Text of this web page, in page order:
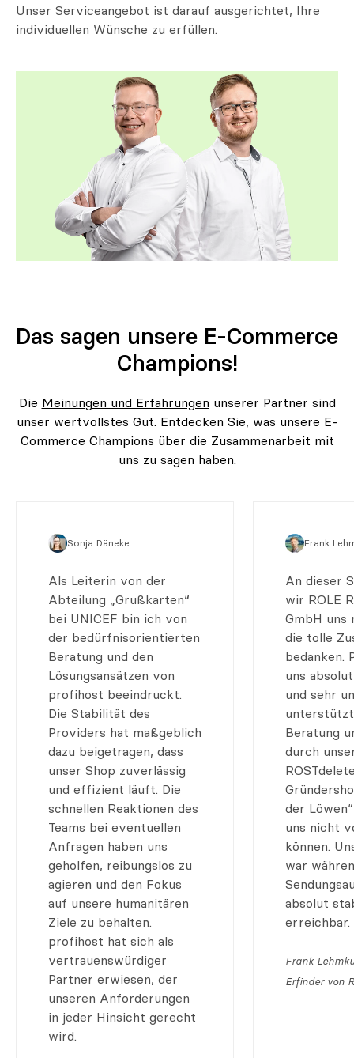
Unser Serviceangebot ist darauf ausgerichtet, Ihre
individuellen Wünsche zu erfüllen.
Das sagen unsere E-Commerce
Champions!
Die Meinungen und Erfahrungen unserer Partner sind
unser wertvollstes Gut. Entdecken Sie, was unsere E-
Commerce Champions über die Zusammenarbeit mit
uns zu sagen haben.
Sonja Däneke
Als Leiterin von der
Abteilung „Grußkarten“
bei UNICEF bin ich von
der bedürfnisorientierten
Beratung und den
Lösungsansätzen von
profihost beeindruckt.
Die Stabilität des
Providers hat maßgeblich
dazu beigetragen, dass
unser Shop zuverlässig
und effizient läuft. Die
schnellen Reaktionen des
Teams bei eventuellen
Anfragen haben uns
geholfen, reibungslos zu
agieren und den Fokus
auf unsere humanitären
Ziele zu behalten.
profihost hat sich als
vertrauenswürdiger
Partner erwiesen, der
unseren Anforderungen
in jeder Hinsicht gerecht
wird.
Frank
An dieser
wir ROLE
GmbH uns
die tolle
bedanken.
uns
und sehr
Beratung
durch
der
uns nicht
können.
war
absolut
erreichbar.
Frank
Erfinder von